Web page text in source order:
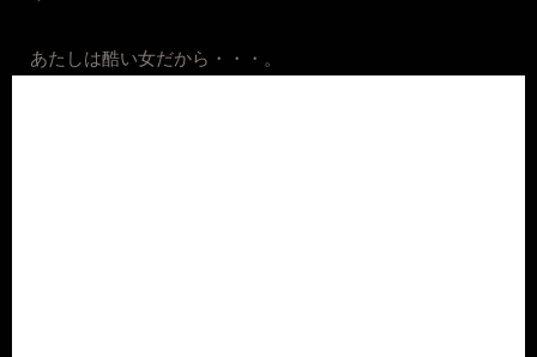
あたしは酷い女だから・・・。